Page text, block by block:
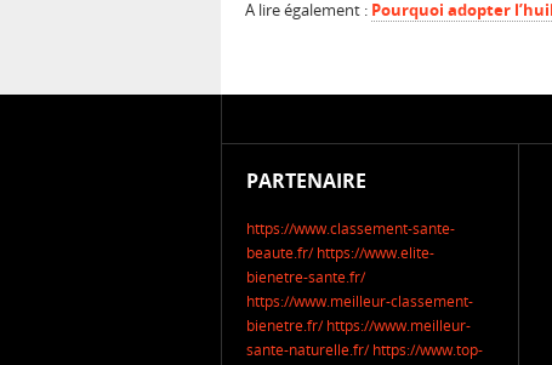
A lire également : Pourquoi adopter
PARTENAIRE
https://www.classement-sante-
beaute.fr/ https://www.elite-
bienetre-sante.fr/
https://www.meilleur-classement-
bienetre.fr/ https://www.meilleur-
sante-naturelle.fr/ https://www.top-